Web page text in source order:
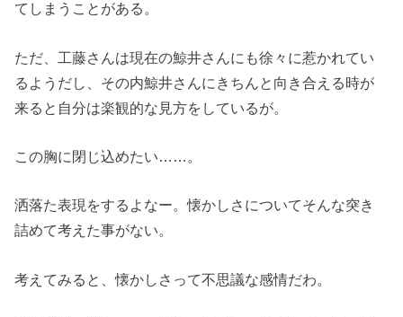
てしまうことがある。
ただ、工藤さんは現在の鯨井さんにも徐々に惹かれてい
るようだし、その内鯨井さんにきちんと向き合える時が
来ると自分は楽観的な見方をしているが。
この胸に閉じ込めたい……。
洒落た表現をするよなー。懐かしさについてそんな突き
詰めて考えた事がない。
考えてみると、懐かしさって不思議な感情だわ。